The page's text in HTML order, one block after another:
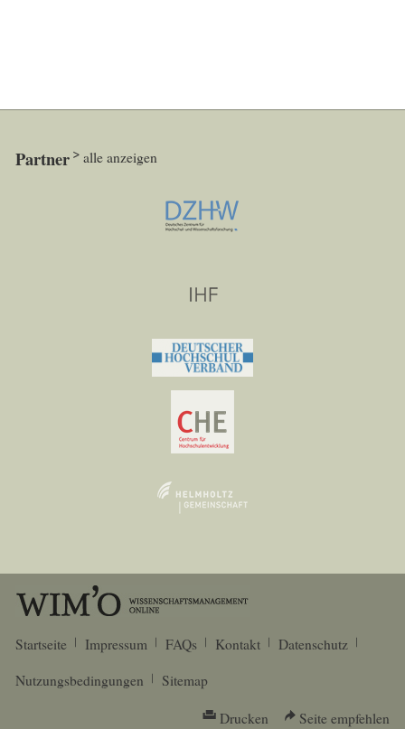
Partner alle anzeigen
Startseite Impressum FAQs Kontakt
Datenschutz
Nutzungsbedingungen
Sitemap
Drucken Seite empfehlen